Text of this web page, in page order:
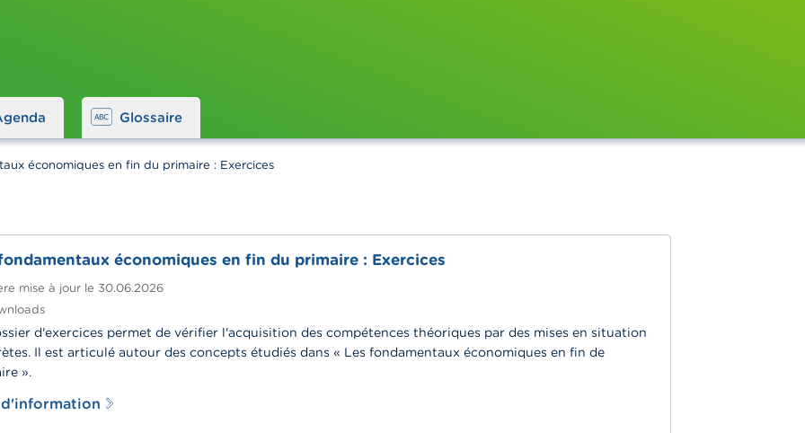
Glossaire
économiques en fin du primaire : Exercices
économiques en fin du primaire : Exercices
mise à jour le 30.06.2026
d'exercices permet de vérifier l'acquisition des compétences théoriques par des mises en situation
Il est articulé autour des concepts étudiés dans « Les fondamentaux économiques en fin de
».
d'information